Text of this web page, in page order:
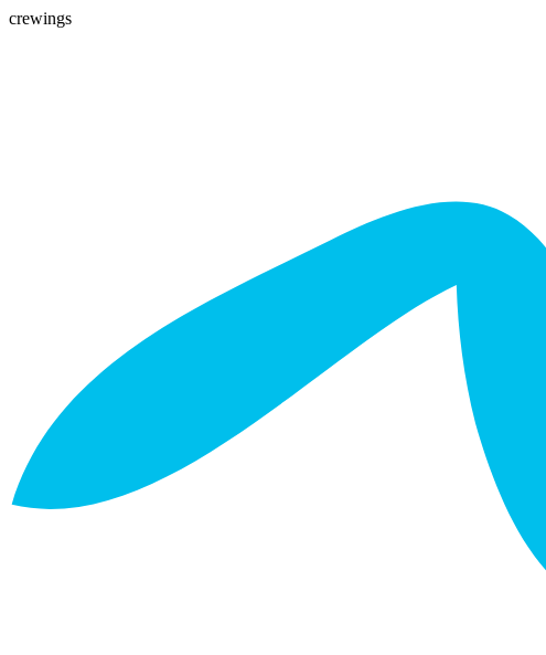
crewings